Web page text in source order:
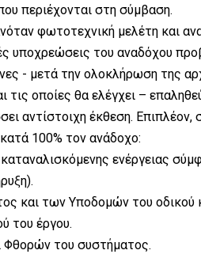
περιέχονται στη σύμβαση.
φωτοτεχνική μελέτη και
υποχρεώσεις του αναδόχου
- μετά την ολοκλήρωση της
οποίες θα ελέγχει –
αντίστοιχη έκθεση.
κατά 100% τον ανάδοχο:
ενέργειας
και των Υποδομών του οδικού
του έργου.
του συστήματος.